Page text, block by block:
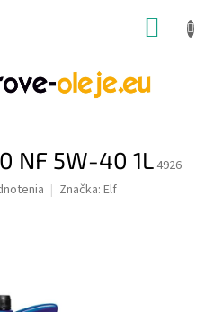
NF 5W-40 1L 4926
Značka: Elf